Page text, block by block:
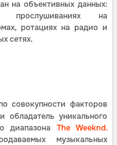
на объективных данных:
прослушиваниях на
ротациях на радио и
сетях.
совокупности факторов
обладатель уникального
диапазона The Weeknd.
музыкальных